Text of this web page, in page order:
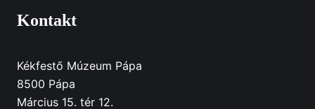
Kontakt
Kékfestő Múzeum Pápa
8500 Pápa
Március 15. tér 12.